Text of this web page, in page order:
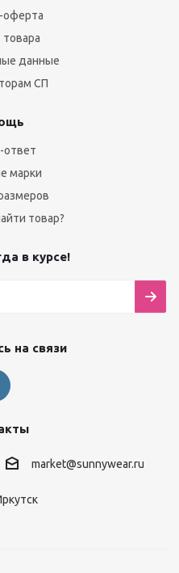
оферта
данные
СП
ответ
марки
товар?
в курсе!
на связи
market@sunnywear.ru